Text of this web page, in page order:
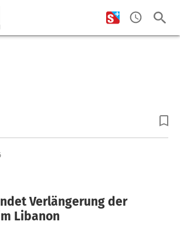
Verlängerung der
Libanon